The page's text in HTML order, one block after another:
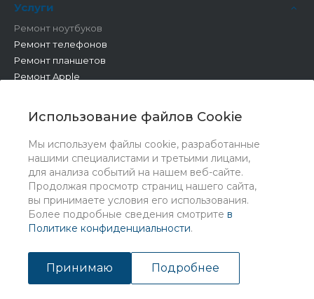
Использование файлов Cookie
Мы используем файлы cookie, разработанные
нашими специалистами и третьими лицами,
для анализа событий на нашем веб-сайте.
Продолжая просмотр страниц нашего сайта,
вы принимаете условия его использования.
Более подробные сведения смотрите в
Политике конфиденциальности.
Принимаю Подробнее
Услуги
Ремонт ноутбуков
Ремонт телефонов
Ремонт планшетов
Ремонт Apple